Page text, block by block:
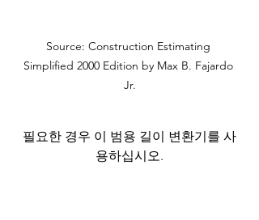
Source: Construction Estimating
Simplified 2000 Edition by Max B. Fajardo
Jr.
필요한 경우 이 범용 길이 변환기를 사
용하십시오.